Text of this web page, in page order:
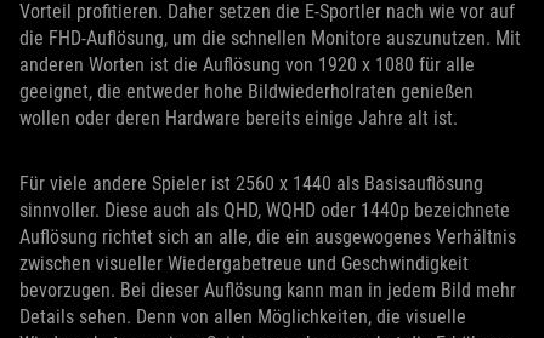
Vorteil profitieren. Daher setzen die E-Sportler nach wie vor auf
die FHD-Auflösung, um die schnellen Monitore auszunutzen. Mit
anderen Worten ist die Auflösung von 1920 x 1080 für alle
geeignet, die entweder hohe Bildwiederholraten genießen
wollen oder deren Hardware bereits einige Jahre alt ist.
Für viele andere Spieler ist 2560 x 1440 als Basisauflösung
sinnvoller. Diese auch als QHD, WQHD oder 1440p bezeichnete
Auflösung richtet sich an alle, die ein ausgewogenes Verhältnis
zwischen visueller Wiedergabetreue und Geschwindigkeit
bevorzugen. Bei dieser Auflösung kann man in jedem Bild mehr
Details sehen. Denn von allen Möglichkeiten, die visuelle